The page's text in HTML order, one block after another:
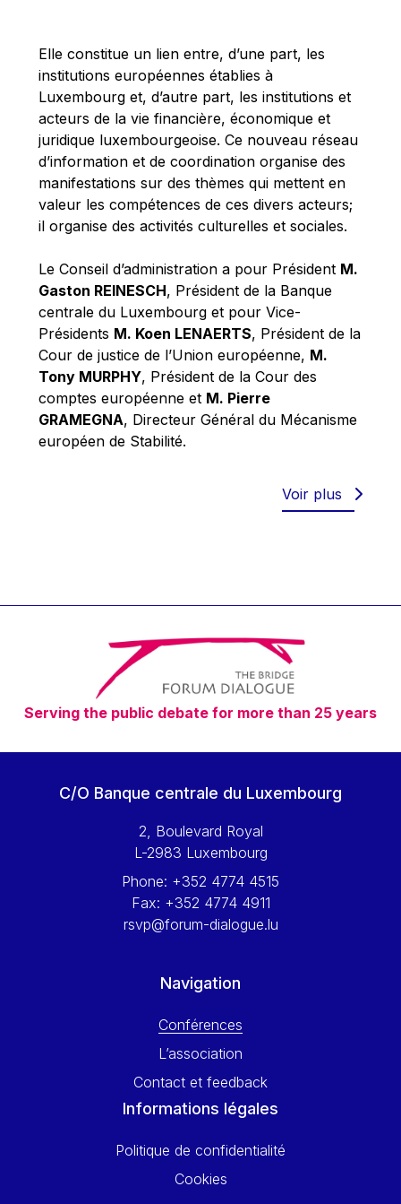
Michael Sohlman
Michel Goedert
Mireille Delmas-Marty
Nobuo Tanaka
Otmar Issing
Paolo Mengozzi
Paschal Donohoe
Pat Cox
Patrizia Nanz
Philippe Maystadt
Pierre Gramegna
Richard Pelly
Robert Goebbels
Robert REYNDERS
Timothy Radcliffe
Vaclav Klaus
Vassilios Skouris
Vítor Manuel da Silva Caldeira
Viviane Reding
Walter Hagg
Wolfgang Ketterle
Yossi Beillin
Yves FRANCHET
Elle constitue un lien entre, d’une part, les
institutions européennes établies à
Luxembourg et, d’autre part, les institutions et
acteurs de la vie financière, économique et
juridique luxembourgeoise. Ce nouveau réseau
d’information et de coordination organise des
manifestations sur des thèmes qui mettent en
valeur les compétences de ces divers acteurs;
il organise des activités culturelles et sociales.
Le Conseil d’administration a pour Président M.
Gaston REINESCH, Président de la Banque
centrale du Luxembourg et pour Vice-
Présidents M. Koen LENAERTS, Président de la
Cour de justice de l’Union européenne, M.
Tony MURPHY, Président de la Cour des
comptes européenne et M. Pierre
GRAMEGNA, Directeur Général du Mécanisme
européen de Stabilité.
Voir plus
Serving the public debate for more than 25 years
C/O Banque centrale du Luxembourg
2, Boulevard Royal
L-2983 Luxembourg
Phone: +352 4774 4515
Fax: +352 4774 4911
rsvp@forum-dialogue.lu
Navigation
Conférences
L’association
Contact et feedback
Informations légales
Politique de confidentialité
Cookies